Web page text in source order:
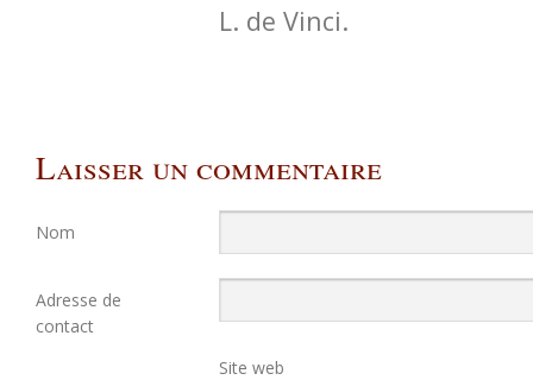
L. de Vinci.
Laisser un commentaire
Nom
Adresse de
contact
Site web